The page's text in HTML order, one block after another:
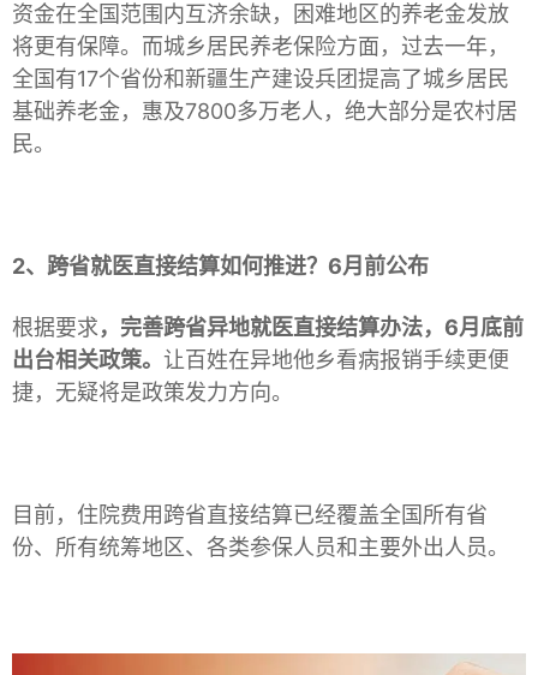
资金在全国范围内互济余缺，困难地区的养老金发放
将更有保障。而城乡居民养老保险方面，过去一年，
全国有17个省份和新疆生产建设兵团提高了城乡居民
基础养老金，惠及7800多万老人，绝大部分是农村居
民。
2、跨省就医直接结算如何推进？6月前公布
根据要求，完善跨省异地就医直接结算办法，6月底前
出台相关政策。 让百姓在异地他乡看病报销手续更便
捷，无疑将是政策发力方向。
目前，住院费用跨省直接结算已经覆盖全国所有省
份、所有统筹地区、各类参保人员和主要外出人员。